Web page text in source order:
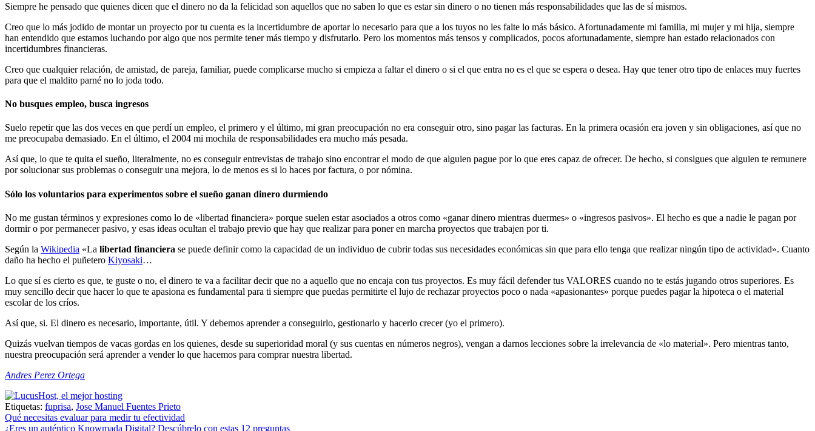
Siempre he pensado que quienes dicen que el dinero no da la felicidad son aquellos que no saben lo que es estar sin dinero o no tienen más responsabilidades que las de sí mismos.
Creo que lo más jodido de montar un proyecto por tu cuenta es la incertidumbre de aportar lo necesario para que a los tuyos no les falte lo más básico. Afortunadamente mi familia, mi mujer y mi hija, siempre
han entendido que estamos luchando por algo que nos permite tener más tiempo y disfrutarlo. Pero los momentos más tensos y complicados, pocos afortunadamente, siempre han estado relacionados con
incertidumbres financieras.
Creo que cualquier relación, de amistad, de pareja, familiar, puede complicarse mucho si empieza a faltar el dinero o si el que entra no es el que se espera o desea. Hay que tener otro tipo de enlaces muy fuertes
para que el maldito parné no lo joda todo.
No busques empleo, busca ingresos
Suelo repetir que las dos veces en que perdí un empleo, el primero y el último, mi gran preocupación no era conseguir otro, sino pagar las facturas. En la primera ocasión era joven y sin obligaciones, así que no
me preocupaba demasiado. En el último, el 2004 mi mochila de responsabilidades era mucho más pesada.
Así que, lo que te quita el sueño, literalmente, no es conseguir entrevistas de trabajo sino encontrar el modo de que alguien pague por lo que eres capaz de ofrecer. De hecho, si consigues que alguien te remunere
por solucionar sus problemas o conseguir una mejora, lo de menos es si lo haces por factura, o por nómina.
Sólo los voluntarios para experimentos sobre el sueño ganan dinero durmiendo
No me gustan términos y expresiones como lo de «libertad financiera» porque suelen estar asociados a otros como «ganar dinero mientras duermes» o «ingresos pasivos». El hecho es que a nadie le pagan por
dormir o por permanecer pasivo, y esas ideas ocultan el trabajo previo que hay que realizar para poner en marcha proyectos que trabajen por ti.
Según la Wikipedia «La libertad financiera se puede definir como la capacidad de un individuo de cubrir todas sus necesidades económicas sin que para ello tenga que realizar ningún tipo de actividad». Cuanto
daño ha hecho el puñetero Kiyosaki…
Lo que sí es cierto es que, te guste o no, el dinero te va a facilitar decir que no a aquello que no encaja con tus proyectos. Es muy fácil defender tus VALORES cuando no te estás jugando otros superiores. Es
muy sencillo decir que hacer lo que te apasiona es fundamental para ti siempre que puedas permitirte el lujo de rechazar proyectos poco o nada «apasionantes» porque puedes pagar la hipoteca o el material
escolar de los críos.
Así que, si. El dinero es necesario, importante, útil. Y debemos aprender a conseguirlo, gestionarlo y hacerlo crecer (yo el primero).
Quizás vuelvan tiempos de vacas gordas en los quienes, desde su superioridad moral (y sus cuentas en números negros), vengan a darnos lecciones sobre la irrelevancia de «lo material». Pero mientras tanto,
nuestra preocupación será aprender a vender lo que hacemos para comprar nuestra libertad.
Andres Perez Ortega
Etiquetas: fuprisa, Jose Manuel Fuentes Prieto
Navegación
Qué necesitas evaluar para medir tu efectividad
¿Eres un auténtico Knowmada Digital? Descúbrelo con estas 12 preguntas